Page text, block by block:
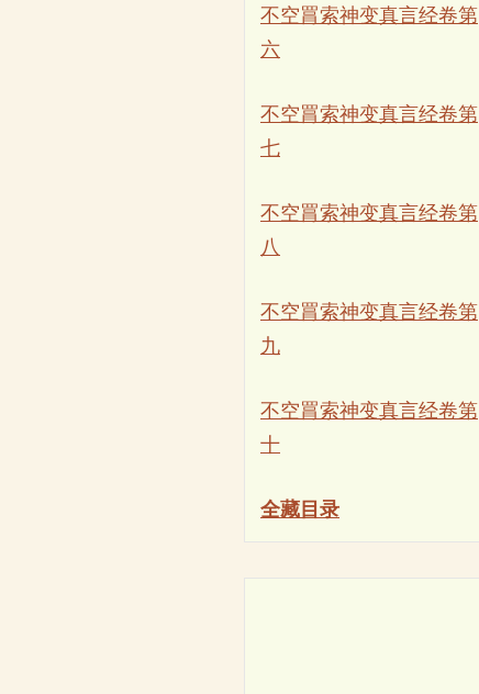
不空罥索神变真言经卷第
六
不空罥索神变真言经卷第
七
不空罥索神变真言经卷第
八
不空罥索神变真言经卷第
九
不空罥索神变真言经卷第
十
全藏目录